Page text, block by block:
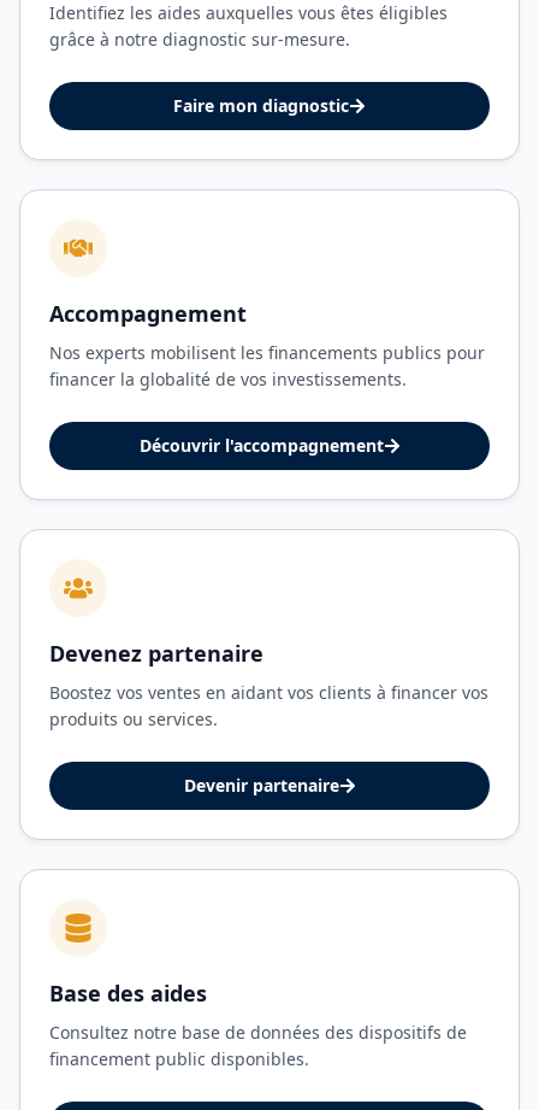
Identifiez les aides auxquelles vous êtes éligibles
grâce à notre diagnostic sur-mesure.
Faire mon diagnostic
Accompagnement
Nos experts mobilisent les financements publics pour
financer la globalité de vos investissements.
Découvrir l'accompagnement
Devenez partenaire
Boostez vos ventes en aidant vos clients à financer vos
produits ou services.
Devenir partenaire
Base des aides
Consultez notre base de données des dispositifs de
financement public disponibles.